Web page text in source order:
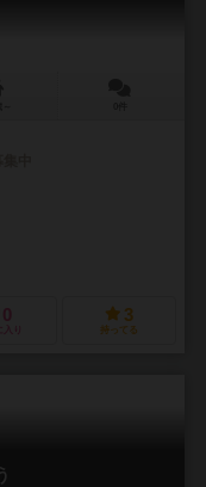
0
入り
3
持ってる